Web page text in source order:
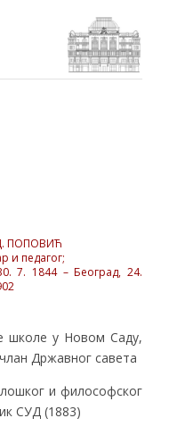
ПОПОВИЋ
и педагог;
7. 1844 – Београд, 24.
школе у Новом Саду,
Државног савета
и философског
СУД (1883)